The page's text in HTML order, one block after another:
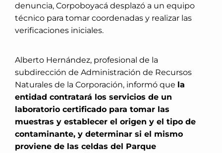
denuncia, Corpoboyacá desplazó a un equipo
técnico para tomar coordenadas y realizar las
verificaciones iniciales.
Alberto Hernández, profesional de la
subdirección de Administración de Recursos
Naturales de la Corporación, informó que la
entidad contratará los servicios de un
laboratorio certificado para tomar las
muestras y establecer el origen y el tipo de
contaminante, y determinar si el mismo
proviene de las celdas del Parque